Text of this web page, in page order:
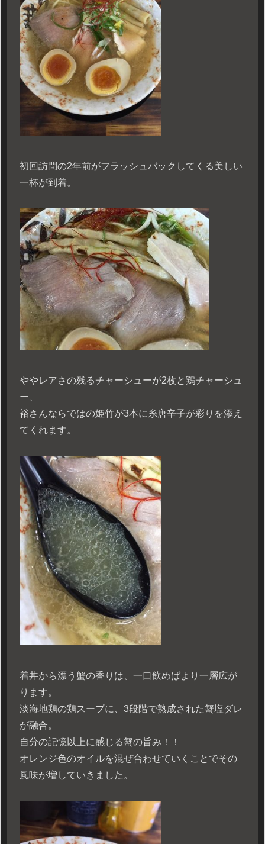
初回訪問の2年前がフラッシュバックしてくる美しい
一杯が到着。
ややレアさの残るチャーシューが2枚と鶏チャーシュ
ー、
裕さんならではの姫竹が3本に糸唐辛子が彩りを添え
てくれます。
着丼から漂う蟹の香りは、一口飲めばより一層広が
ります。
淡海地鶏の鶏スープに、3段階で熟成された蟹塩ダレ
が融合。
自分の記憶以上に感じる蟹の旨み！！
オレンジ色のオイルを混ぜ合わせていくことでその
風味が増していきました。